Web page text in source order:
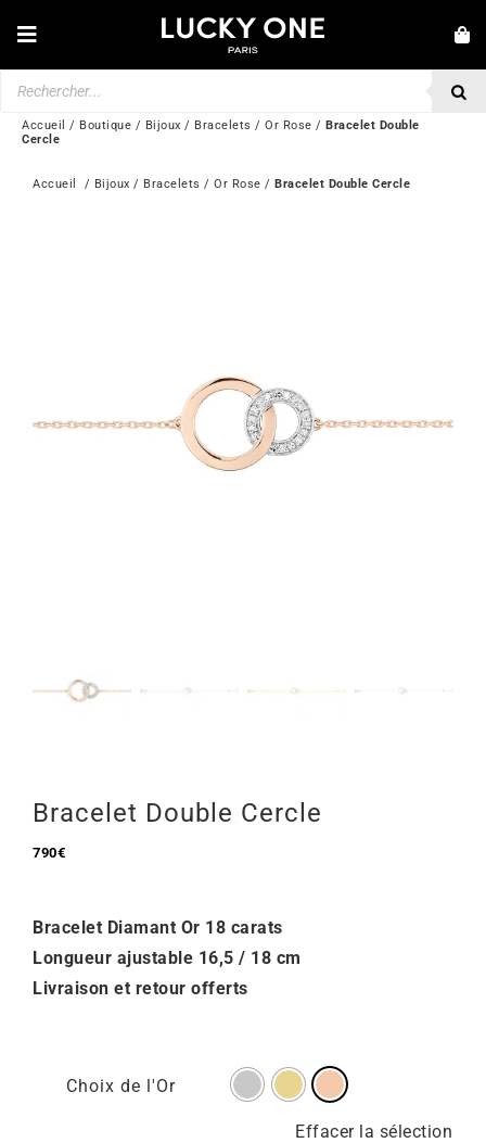
auToggle
Navigation
BRACELETS
Accueil / Boutique / Bijoux / Bracelets / Or Rose / Bracelet Double
Cercle
Accueil
  /
Bijoux / Bracelets / Or Rose / Bracelet Double Cercle
Bracelet Double Cercle
790€
Bracelet Diamant Or 18 carats
Longueur ajustable 16,5 / 18 cm
Livraison et retour offerts
Choix de l'Or
Effacer la sélection